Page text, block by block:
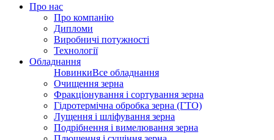
Про нас
Про компанію
Дипломи
Виробничі потужності
Технології
Обладнання
НовинкиВсе обладнання
Очищення зерна
Фракціонування і сортування зерна
Гідротермічна обробка зерна (ГТО)
Лущення і шліфування зерна
Подрібнення і вимелювання зерна